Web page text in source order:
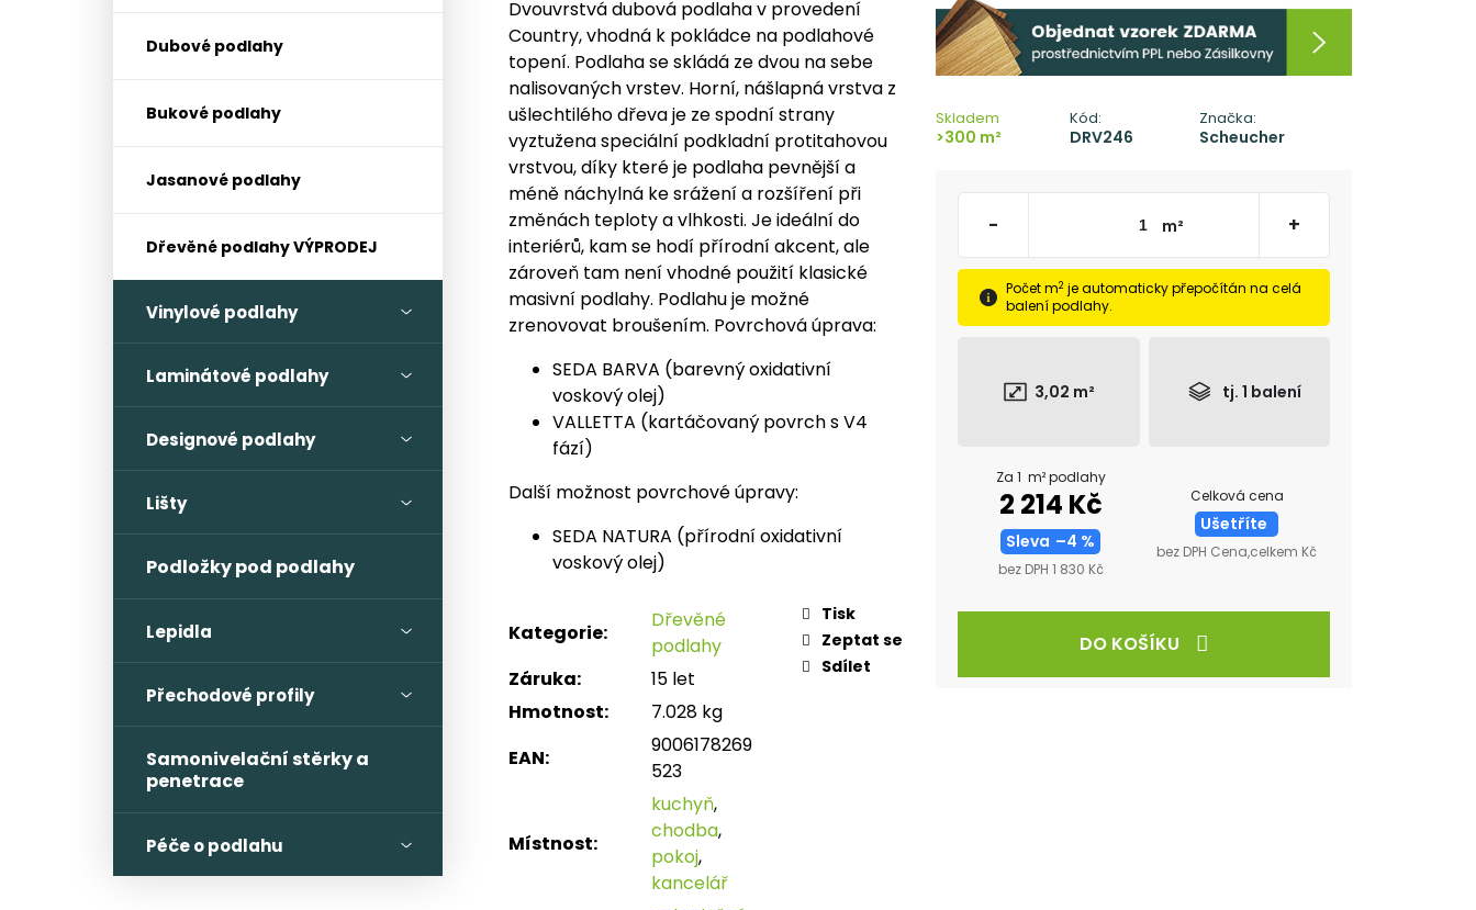
Dubové podlahy
Bukové podlahy
Jasanové podlahy
Dřevěné podlahy VÝPRODEJ
Vinylové podlahy
Laminátové podlahy
Designové podlahy
Lišty
Podložky pod podlahy
Lepidla
Přechodové profily
Samonivelační stěrky a
penetrace
Péče o podlahu
Skladem
>300 m²
Kód:
DRV246
Značka:
Scheucher
- m² +
Počet m2 je automaticky přepočítán na celá
balení podlahy.
3,02 m² tj. 1 balení
Za 1 m² podlahy
2 214 Kč
Sleva –4 %
bez DPH 1 830 Kč
Celková cena
Ušetříte
bez DPH Cena,celkem Kč
DO KOŠÍKU
Dvouvrstvá dubová podlaha v provedení
Country, vhodná k pokládce na podlahové
topení. Podlaha se skládá ze dvou na sebe
nalisovaných vrstev. Horní, nášlapná vrstva z
ušlechtilého dřeva je ze spodní strany
vyztužena speciální podkladní protitahovou
vrstvou, díky které je podlaha pevnější a
méně náchylná ke srážení a rozšíření při
změnách teploty a vlhkosti. Je ideální do
interiérů, kam se hodí přírodní akcent, ale
zároveň tam není vhodné použití klasické
masivní podlahy. Podlahu je možné
zrenovovat broušením. Povrchová úprava:
SEDA BARVA (barevný oxidativní
voskový olej)
VALLETTA (kartáčovaný povrch s V4
fází)
Další možnost povrchové úpravy:
SEDA NATURA (přírodní oxidativní
voskový olej)
Kategorie:
Dřevěné
podlahy
Záruka:
15 let
Hmotnost:
7.028 kg
EAN:
9006178269
523
Místnost:
kuchyň,
chodba,
pokoj,
kancelář
Tisk
Zeptat se
Sdílet